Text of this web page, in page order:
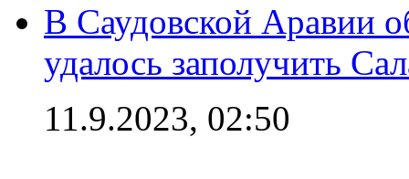
В Саудовской Аравии
удалось заполучить
11.9.2023, 02:50